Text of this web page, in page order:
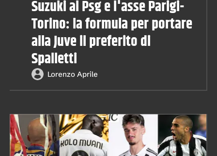
Suzuki al Psg e l'asse Parigi-
Torino: la formula per portare
alla Juve il preferito di
Spalletti
Lorenzo Aprile